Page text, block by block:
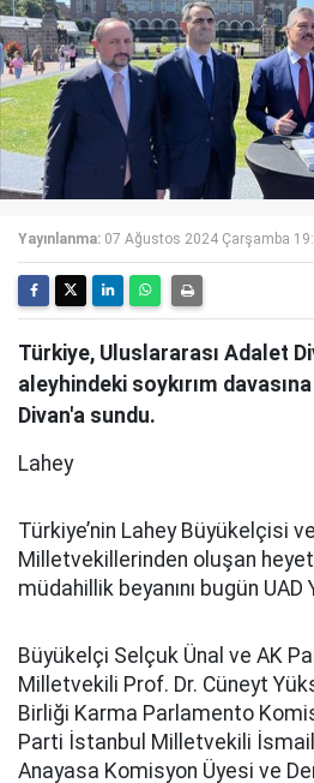
Yayınlanma: 07 Ağustos 2024 Çarşamba
Türkiye, Uluslararası Adalet
aleyhindeki soykırım
Divan'a sundu.
Lahey
Türkiye’nin Lahey Büyükelçisi
Milletvekillerinden oluşan
müdahillik beyanını bugün UAD
Büyükelçi Selçuk Ünal ve AK
Milletvekili Prof. Dr. Cüneyt
Birliği Karma Parlamento
Parti İstanbul Milletvekili
Anayasa Komisyon Üyesi ve